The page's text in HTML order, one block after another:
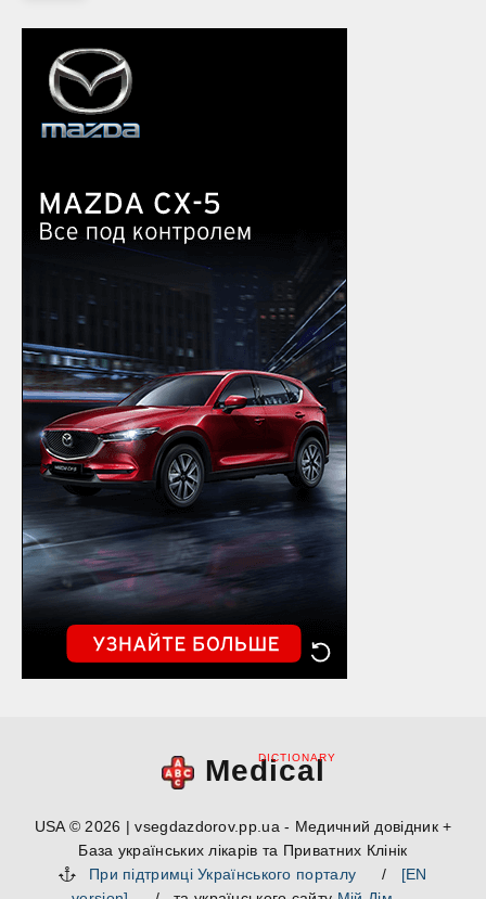
Medical
DICTIONARY
USA © 2026 | vsegdazdorov.pp.ua - Медичний довідник +
База українських лікарів та Приватних Клінік
При підтримці Українського порталу
/ [EN